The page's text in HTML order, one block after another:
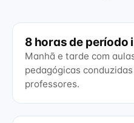
8 horas de período
Manhã e tarde com
pedagógicas
professores.